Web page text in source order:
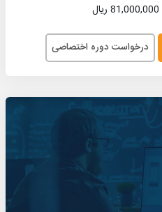
درخواست دوره اختصاصی